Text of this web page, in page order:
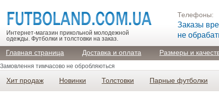
Интернет-магазин прикольной молодежной
одежды. Футболки и толстовки на заказ.
Телефоны:
Заказы
не
Главная страница Доставка и оплата Размеры и
Замовлення тимчасово не обробляються
Хит продаж Новинки Толстовки Парные футболки